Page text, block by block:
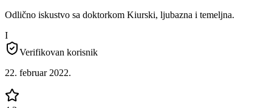
Odlično iskustvo sa doktorkom Kiurski, ljubazna i temeljna.
I
Verifikovan korisnik
22. februar 2022.